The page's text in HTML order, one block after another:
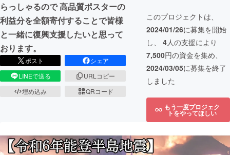
らっしゃるので 高品質ポスターの
利益分を全額寄付することで皆様
と一緒に復興支援したいと思って
おります。
ポスト
シェア
LINEで送る
URLコピー
埋め込み
QRコード
このプロジェクトは、
2024/01/26に募集を開始
し、 4人の支援により
7,500円の資金を集め、
2024/03/05に募集を終了
しました
もう一度プロジェク
トをやってほしい